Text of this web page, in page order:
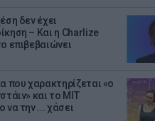
δεν έχει
– Και η Charlize
επιβεβαιώνει
που χαρακτηρίζεται «ο
και το MIT
να την ... χάσει